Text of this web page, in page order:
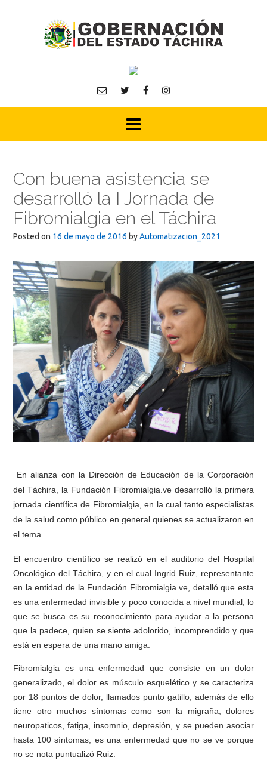
Con buena asistencia se
desarrolló la I Jornada de
Fibromialgia en el Táchira
Posted on 16 de mayo de 2016 byAutomatizacion_2021
En alianza con la Dirección de Educación de la Corporación
del Táchira, la Fundación Fibromialgia.ve desarrolló la primera
jornada científica de Fibromialgia, en la cual tanto especialistas
de la salud como público en general quienes se actualizaron en
el tema.
El encuentro científico se realizó en el auditorio del Hospital
Oncológico del Táchira, y en el cual Ingrid Ruiz, representante
en la entidad de la Fundación Fibromialgia.ve, detalló que esta
es una enfermedad invisible y poco conocida a nivel mundial; lo
que se busca es su reconocimiento para ayudar a la persona
que la padece, quien se siente adolorido, incomprendido y que
está en espera de una mano amiga.
Fibromialgia es una enfermedad que consiste en un dolor
generalizado, el dolor es músculo esquelético y se caracteriza
por 18 puntos de dolor, llamados punto gatillo; además de ello
tiene otro muchos síntomas como son la migraña, dolores
neuropaticos, fatiga, insomnio, depresión, y se pueden asociar
hasta 100 síntomas, es una enfermedad que no se ve porque
no se nota puntualizó Ruiz.